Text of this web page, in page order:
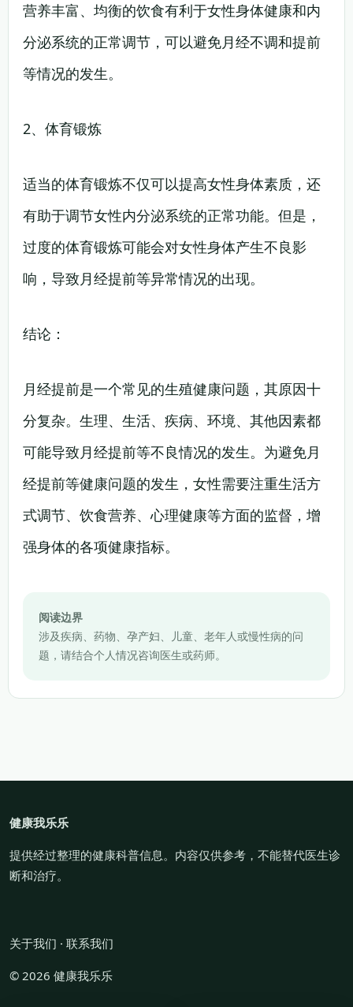
营养丰富、均衡的饮食有利于女性身体健康和内
分泌系统的正常调节，可以避免月经不调和提前
等情况的发生。
2、体育锻炼
适当的体育锻炼不仅可以提高女性身体素质，还
有助于调节女性内分泌系统的正常功能。但是，
过度的体育锻炼可能会对女性身体产生不良影
响，导致月经提前等异常情况的出现。
结论：
月经提前是一个常见的生殖健康问题，其原因十
分复杂。生理、生活、疾病、环境、其他因素都
可能导致月经提前等不良情况的发生。为避免月
经提前等健康问题的发生，女性需要注重生活方
式调节、饮食营养、心理健康等方面的监督，增
强身体的各项健康指标。
阅读边界
涉及疾病、药物、孕产妇、儿童、老年人或慢性病的问
题，请结合个人情况咨询医生或药师。
健康我乐乐
提供经过整理的健康科普信息。内容仅供参考，不能替代医生诊
断和治疗。
关于我们 · 联系我们
© 2026 健康我乐乐